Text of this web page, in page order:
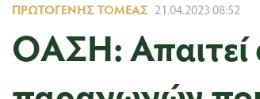
ΠΡΩΤΟΓΕΝΉΣ ΤΟΜΈΑΣ 21.04.2023 08:52
ΟΑΣΗ: Απαιτεί